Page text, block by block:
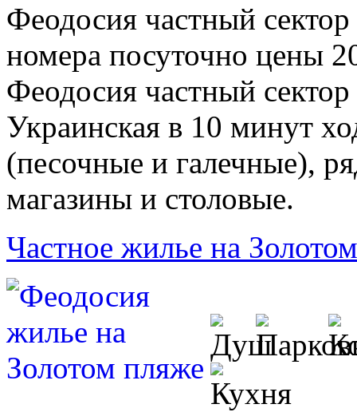
Феодосия частный
номера посуточно цены
Феодосия частный
Украинская в 10 минут
(песочные и галечные),
магазины и столовые.
Частное жилье на